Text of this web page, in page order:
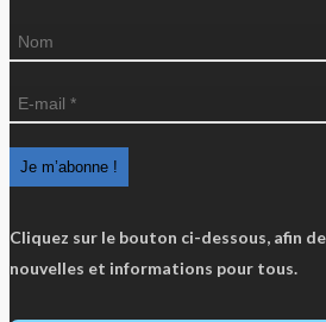
Cliquez sur le bouton ci-dessous, afin
nouvelles et informations pour tous.